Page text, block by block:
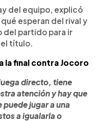
del equipo, explicó
esperan del rival y
del partido para ir
título.
la final contra Jocoro
directo, tiene
atención y hay que
jugar a una
a igualarla o